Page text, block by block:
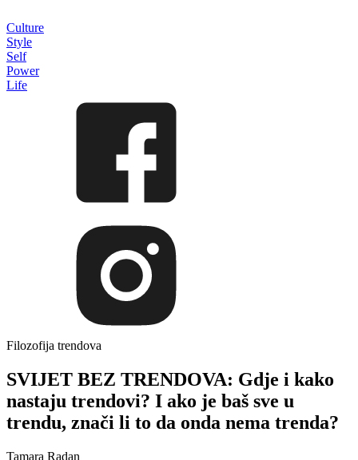
Culture
Style
Self
Power
Life
Filozofija trendova
SVIJET BEZ TRENDOVA: Gdje i kako
nastaju trendovi? I ako je baš sve u
trendu, znači li to da onda nema trenda?
Tamara Radan